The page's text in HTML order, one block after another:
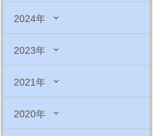
2024年
2023年
2021年
2020年